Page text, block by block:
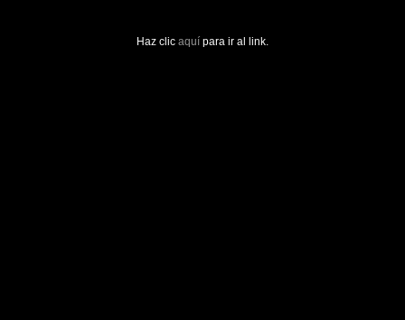
Haz clic aquí para ir al link.